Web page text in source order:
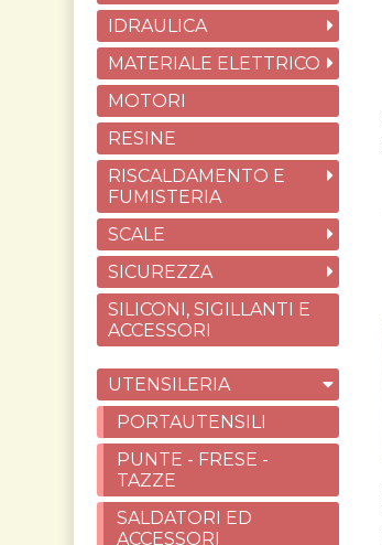
IDRAULICA
MATERIALE ELETTRICO
MOTORI
RESINE
RISCALDAMENTO E
FUMISTERIA
SCALE
SICUREZZA
SILICONI, SIGILLANTI E
ACCESSORI
UTENSILERIA
PORTAUTENSILI
PUNTE - FRESE -
TAZZE
SALDATORI ED
ACCESSORI